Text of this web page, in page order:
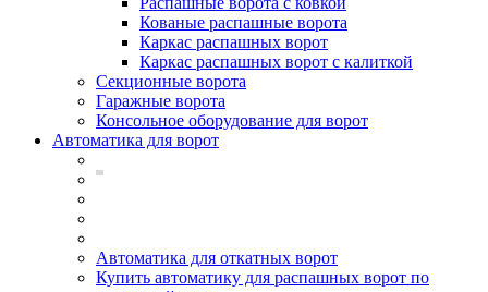
Кованые распашные ворота
Каркас распашных ворот
Каркас распашных ворот с калиткой
Секционные ворота
Гаражные ворота
Консольное оборудование для ворот
Автоматика для ворот
Автоматика для откатных ворот
Купить автоматику для распашных ворот по